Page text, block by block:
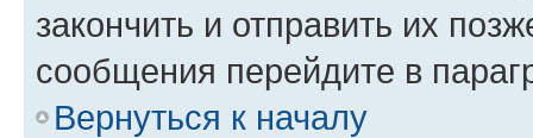
закончить и отправить их
сообщения перейдите в
Вернуться к началу